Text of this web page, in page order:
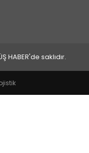
HABER'de saklıdır.